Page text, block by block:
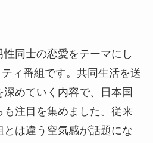
同士の恋愛をテーマにし
ィ番組です。共同生活を送
深めていく内容で、日本国
も注目を集めました。従来
は違う空気感が話題にな